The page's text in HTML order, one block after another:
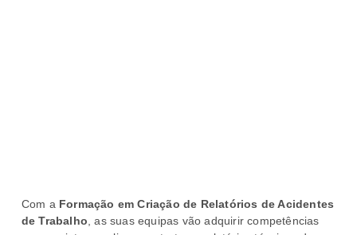
Com a Formação em Criação de Relatórios de Acidentes
de Trabalho, as suas equipas vão adquirir competências